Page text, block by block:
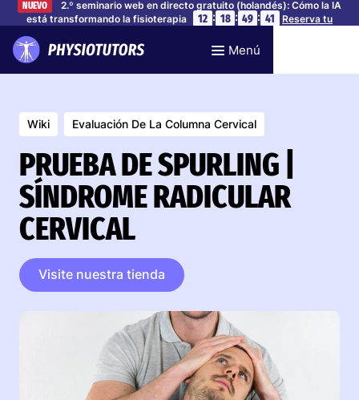
NUEVO
2.º seminario web en directo gratuito (holandés): Cómo la IA
está transformando la fisioterapia
12 : 18 : 49 : 40
Reserva tu
Menú
Wiki Evaluación De La Columna Cervical
PRUEBA DE SPURLING |
SÍNDROME RADICULAR
CERVICAL
Visite nuestra tienda